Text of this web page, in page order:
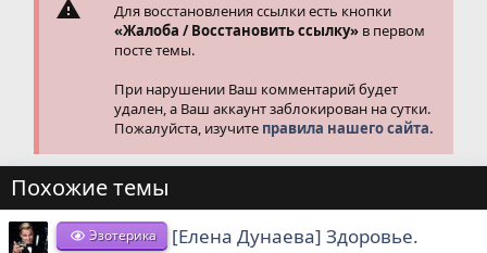
Для восстановления ссылки есть кнопки
«Жалоба / Восстановить ссылку» в первом
посте темы.
При нарушении Ваш комментарий будет
удален, а Ваш аккаунт заблокирован на сутки.
Пожалуйста, изучите правила нашего сайта.
Похожие темы
Эзотерика
[Елена Дунаева] Здоровье.